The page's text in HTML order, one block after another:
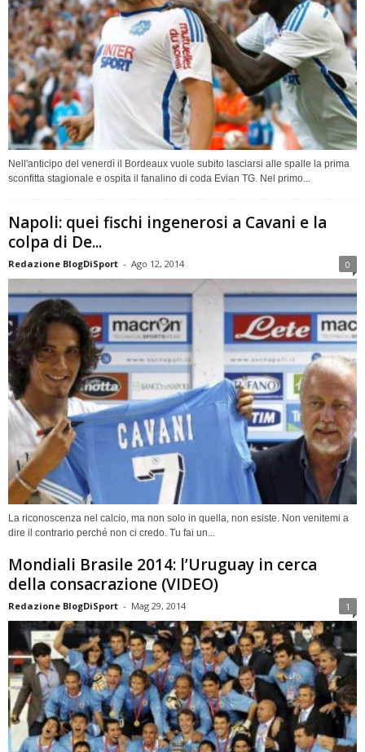
Nell'anticipo del venerdì il Bordeaux vuole subito lasciarsi alle spalle la prima
sconfitta stagionale e ospita il fanalino di coda Evian TG. Nel primo...
Napoli: quei fischi ingenerosi a Cavani e la
colpa di De...
Redazione BlogDiSport - Ago 12, 2014 0
La riconoscenza nel calcio, ma non solo in quella, non esiste. Non venitemi a
dire il contrario perché non ci credo. Tu fai un...
Mondiali Brasile 2014: l’Uruguay in cerca
della consacrazione (VIDEO)
Redazione BlogDiSport - Mag 29, 2014 1